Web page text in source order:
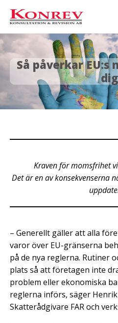
Så påverkar EU:s
dig
Kraven för momsfrihet
Det är en av konsekvenserna
– Generellt gäller att alla
varor över EU-gränserna
på de nya reglerna. Rutiner
plats så att företagen inte
problem eller ekonomiska
reglerna införs, säger
Skatterådgivare FAR och